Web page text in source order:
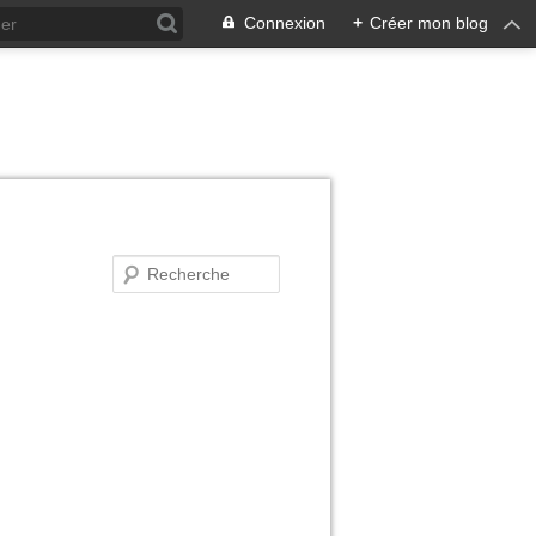
Connexion + Créer mon blog